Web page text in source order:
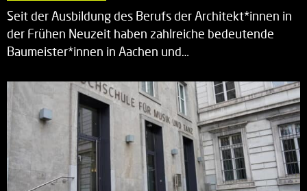
Seit der Ausbildung des Berufs der Architekt*innen in
der Frühen Neuzeit haben zahlreiche bedeutende
Baumeister*innen in Aachen und…